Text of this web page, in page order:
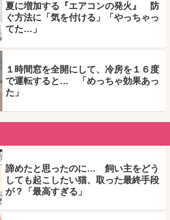
夏に増加する『エアコンの発火』 防
ぐ方法に「気を付ける」「やっちゃっ
てた…」
１時間窓を全開にして、冷房を１６度
で運転すると… 「めっちゃ効果あっ
た」
諦めたと思ったのに… 飼い主をどう
しても起こしたい猫、取った最終手段
が？「最高すぎる」